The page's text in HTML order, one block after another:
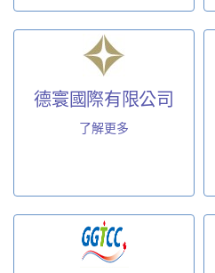
德寰國際有限公司
了解更多